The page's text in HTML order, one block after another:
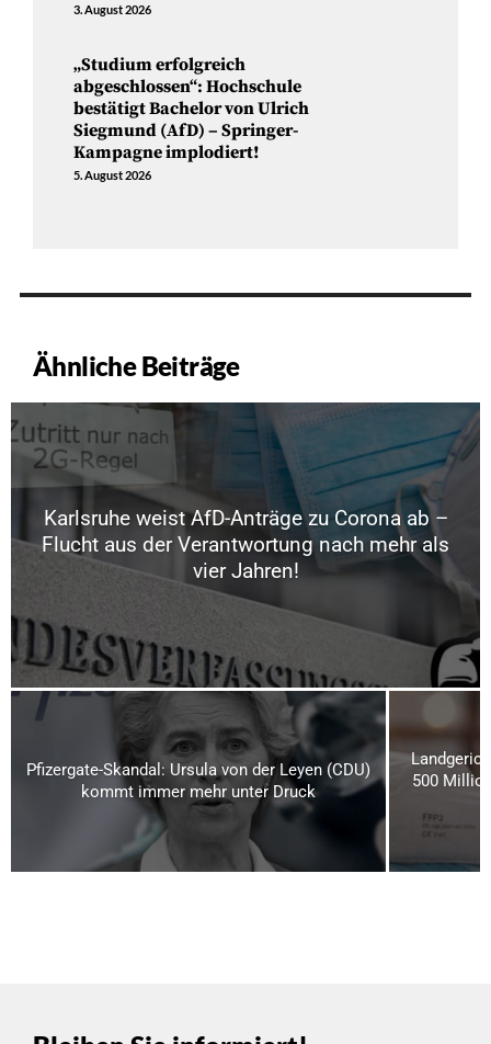
3. August 2026
„Studium erfolgreich
abgeschlossen“: Hochschule
bestätigt Bachelor von Ulrich
Siegmund (AfD) – Springer-
Kampagne implodiert!
5. August 2026
Ähnliche Beiträge
Karlsruhe weist AfD-Anträge zu Corona ab –
Flucht aus der Verantwortung nach mehr als
vier Jahren!
Pfizergate-Skandal: Ursula von der Leyen (CDU)
kommt immer mehr unter Druck
500